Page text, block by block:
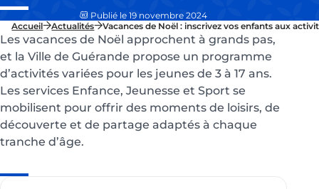
Publié le 19 novembre 2024
Accueil Actualités Vacances de Noël : inscrivez vos enfants aux
Les vacances de Noël approchent à grands pas,
et la Ville de Guérande propose un programme
d’activités variées pour les jeunes de 3 à 17 ans.
Les services Enfance, Jeunesse et Sport se
mobilisent pour offrir des moments de loisirs, de
découverte et de partage adaptés à chaque
tranche d’âge.